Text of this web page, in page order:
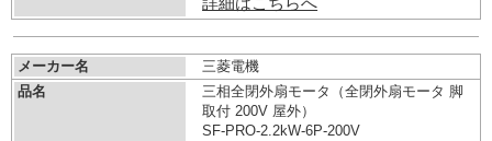
メーカー名
三菱電機
品名
三相全閉外扇モータ（全閉外扇モータ 脚
取付 200V 屋外）
SF-PRO-2.2kW-6P-200V